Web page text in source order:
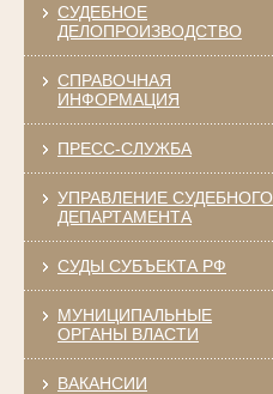
СУДЕБНОЕ
ДЕЛОПРОИЗВОДСТВО
СПРАВОЧНАЯ
ИНФОРМАЦИЯ
ПРЕСС-СЛУЖБА
УПРАВЛЕНИЕ СУДЕБНОГО
ДЕПАРТАМЕНТА
СУДЫ СУБЪЕКТА РФ
МУНИЦИПАЛЬНЫЕ
ОРГАНЫ ВЛАСТИ
ВАКАНСИИ